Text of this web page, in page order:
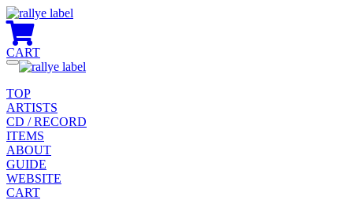
CART
Toggle
TOP
ARTISTS
CD / RECORD
ITEMS
ABOUT
GUIDE
WEBSITE
CART